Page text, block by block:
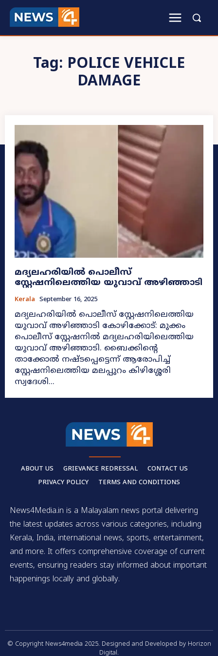
Tag: POLICE VEHICLE
DAMAGE
മദ്യലഹരിയിൽ പൊലീസ്
സ്റ്റേഷനിലെത്തിയ യുവാവ് അഴിഞ്ഞാടി
Kerala September 16, 2025
മദ്യലഹരിയിൽ പൊലീസ് സ്റ്റേഷനിലെത്തിയ
യുവാവ് അഴിഞ്ഞാടി കോഴിക്കോട്: മുക്കം
പൊലീസ് സ്റ്റേഷനിൽ മദ്യലഹരിയിലെത്തിയ
യുവാവ് അഴിഞ്ഞാടി. ബൈക്കിന്റെ
താക്കോൽ നഷ്ടപ്പെട്ടെന്ന് ആരോപിച്ച്
സ്റ്റേഷനിലെത്തിയ മലപ്പുറം കിഴിശ്ശേരി
സ്വദേശി...
ABOUT US GRIEVANCE REDRESSAL
CONTACT US
PRIVACY POLICY
TERMS AND CONDITIONS
News4Media.in is a Malayalam news portal delivering
the latest updates across various categories, including
Kerala, India, international news, sports, entertainment,
and more. It offers comprehensive coverage of current
events, ensuring readers stay informed about important
happenings locally and globally.
© Copyright News4media 2025. Designed and Developed by Horizon
Digital.